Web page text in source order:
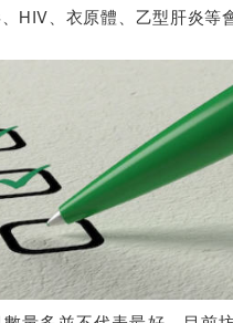
HIV、衣原體、乙型肝炎等